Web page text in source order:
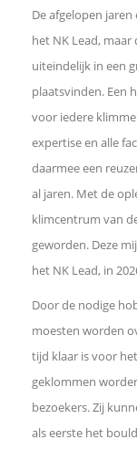
b
o
k
D
e
e
n
De afgelopen
het NK Lead,
uiteindelijk in een
plaatsvinden. Een
voor iedere
expertise en alle
daarmee een
al jaren. Met de
klimcentrum van
geworden. Deze
het NK Lead, in
Door de nodige
moesten worden
tijd klaar is voor
geklommen
bezoekers. Zij
als eerste het